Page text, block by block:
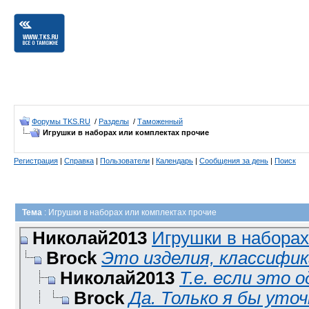
Форумы TKS.RU / Разделы / Таможенный
Игрушки в наборах или комплектах прочие
Регистрация | Справка | Пользователи | Календарь | Сообщения за день | Поиск
Тема : Игрушки в наборах или комплектах прочие
Николай2013 Игрушки в
Brock Это изделия,
Николай2013 Т.е. если это
Brock Да. Только я бы